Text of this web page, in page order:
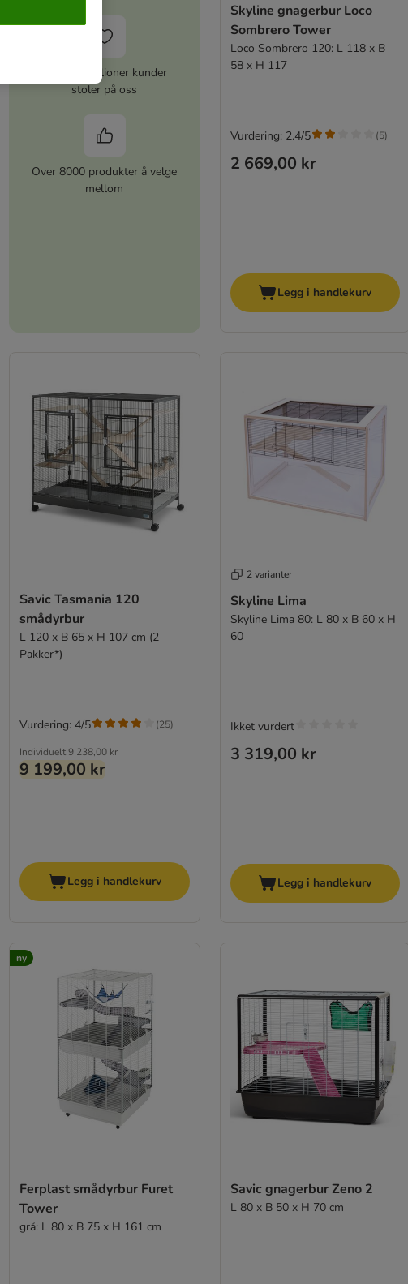
Over 10 millioner kunder
stoler på oss
Over 8000 produkter å velge
mellom
Skyline gnagerbur Loco
Sombrero Tower
Loco Sombrero 120: L 118 x B
58 x H 117
2 669,00 kr
Vurdering: 2.4/5 (5)
Legg i handlekurv
Savic Tasmania 120
smådyrbur
L 120 x B 65 x H 107 cm (2
Pakker*)
Individuelt9 238,00 kr
9 199,00 kr
Vurdering: 4/5 (25)
Legg i handlekurv
2 varianter
Skyline Lima
Skyline Lima 80: L 80 x B 60 x H
60
3 319,00 kr
Ikket vurdert
Legg i handlekurv
ny
Ferplast smådyrbur Furet
Tower
grå: L 80 x B 75 x H 161 cm
Savic gnagerbur Zeno 2
L 80 x B 50 x H 70 cm